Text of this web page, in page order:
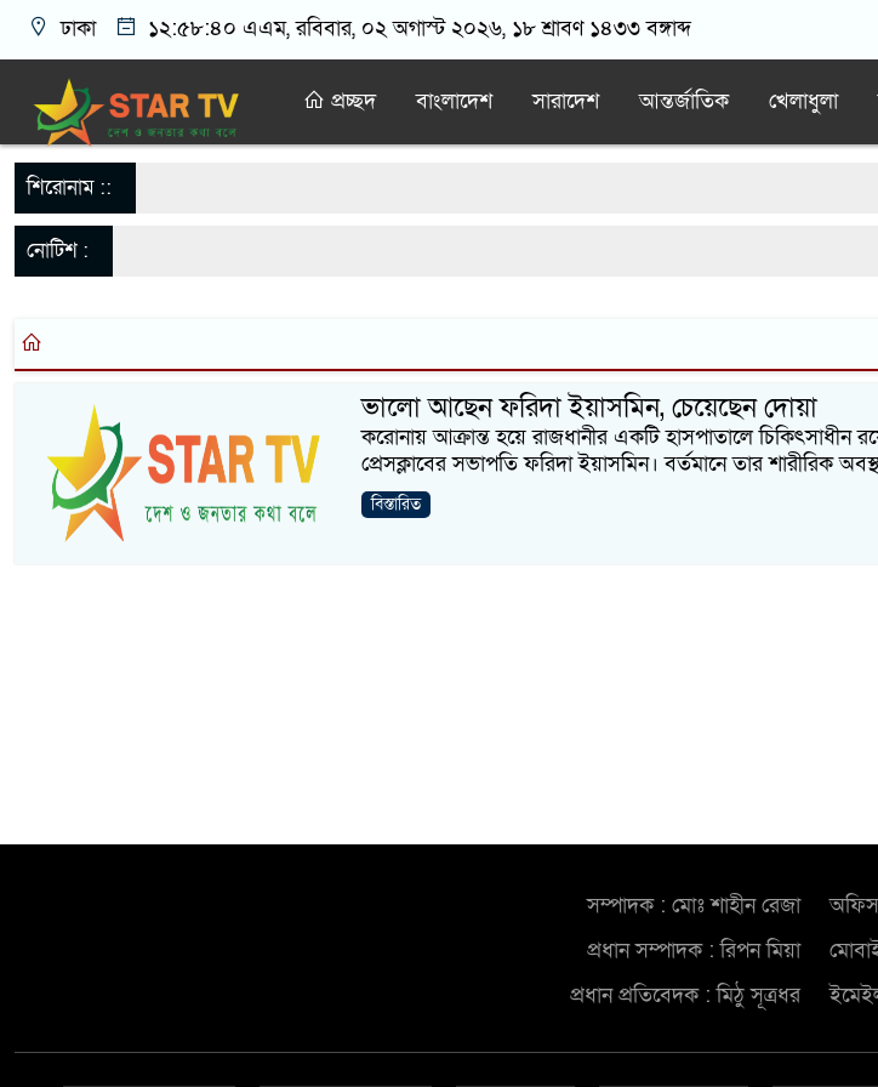
ঢাকা ১২:৫৮:৪১ এএম, রবিবার, ০২ অগাস্ট ২০২৬, ১৮ শ্রাবণ ১৪৩৩ বঙ্গাব্দ
প্রচ্ছদ বাংলাদেশ সারাদেশ আন্তর্জাতিক খেলাধুলা
শিরোনাম ::
নোটিশ :
ভালো আছেন ফরিদা ইয়াসমিন, চেয়েছেন দোয়া
করোনায় আক্রান্ত হয়ে রাজধানীর একটি হাসপাতালে চিকিৎসাধীন
প্রেসক্লাবের সভাপতি ফরিদা ইয়াসমিন। বর্তমানে তার শারীরিক
বিস্তারিত
সম্পাদক : মোঃ শাহীন রেজা
প্রধান সম্পাদক : রিপন মিয়া
প্রধান প্রতিবেদক : মিঠু সূত্রধর
অফিস